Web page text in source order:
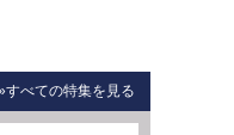
すべての特集を見る